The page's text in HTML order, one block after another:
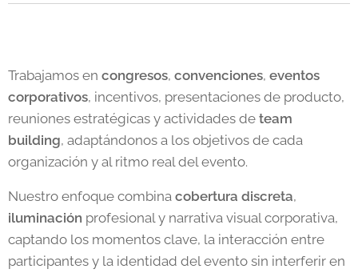
Trabajamos en congresos, convenciones, eventos
corporativos, incentivos, presentaciones de producto,
reuniones estratégicas y actividades de team
building, adaptándonos a los objetivos de cada
organización y al ritmo real del evento.
Nuestro enfoque combina cobertura discreta,
iluminación profesional y narrativa visual corporativa,
captando los momentos clave, la interacción entre
participantes y la identidad del evento sin interferir en